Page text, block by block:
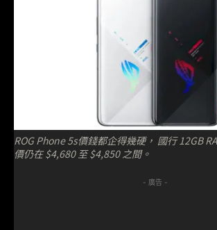
ROG Phone 5s價錢都企得幾硬， 國行 12GB
價仍在 $4,680 至 $4,850 之間。
- 廣告 -